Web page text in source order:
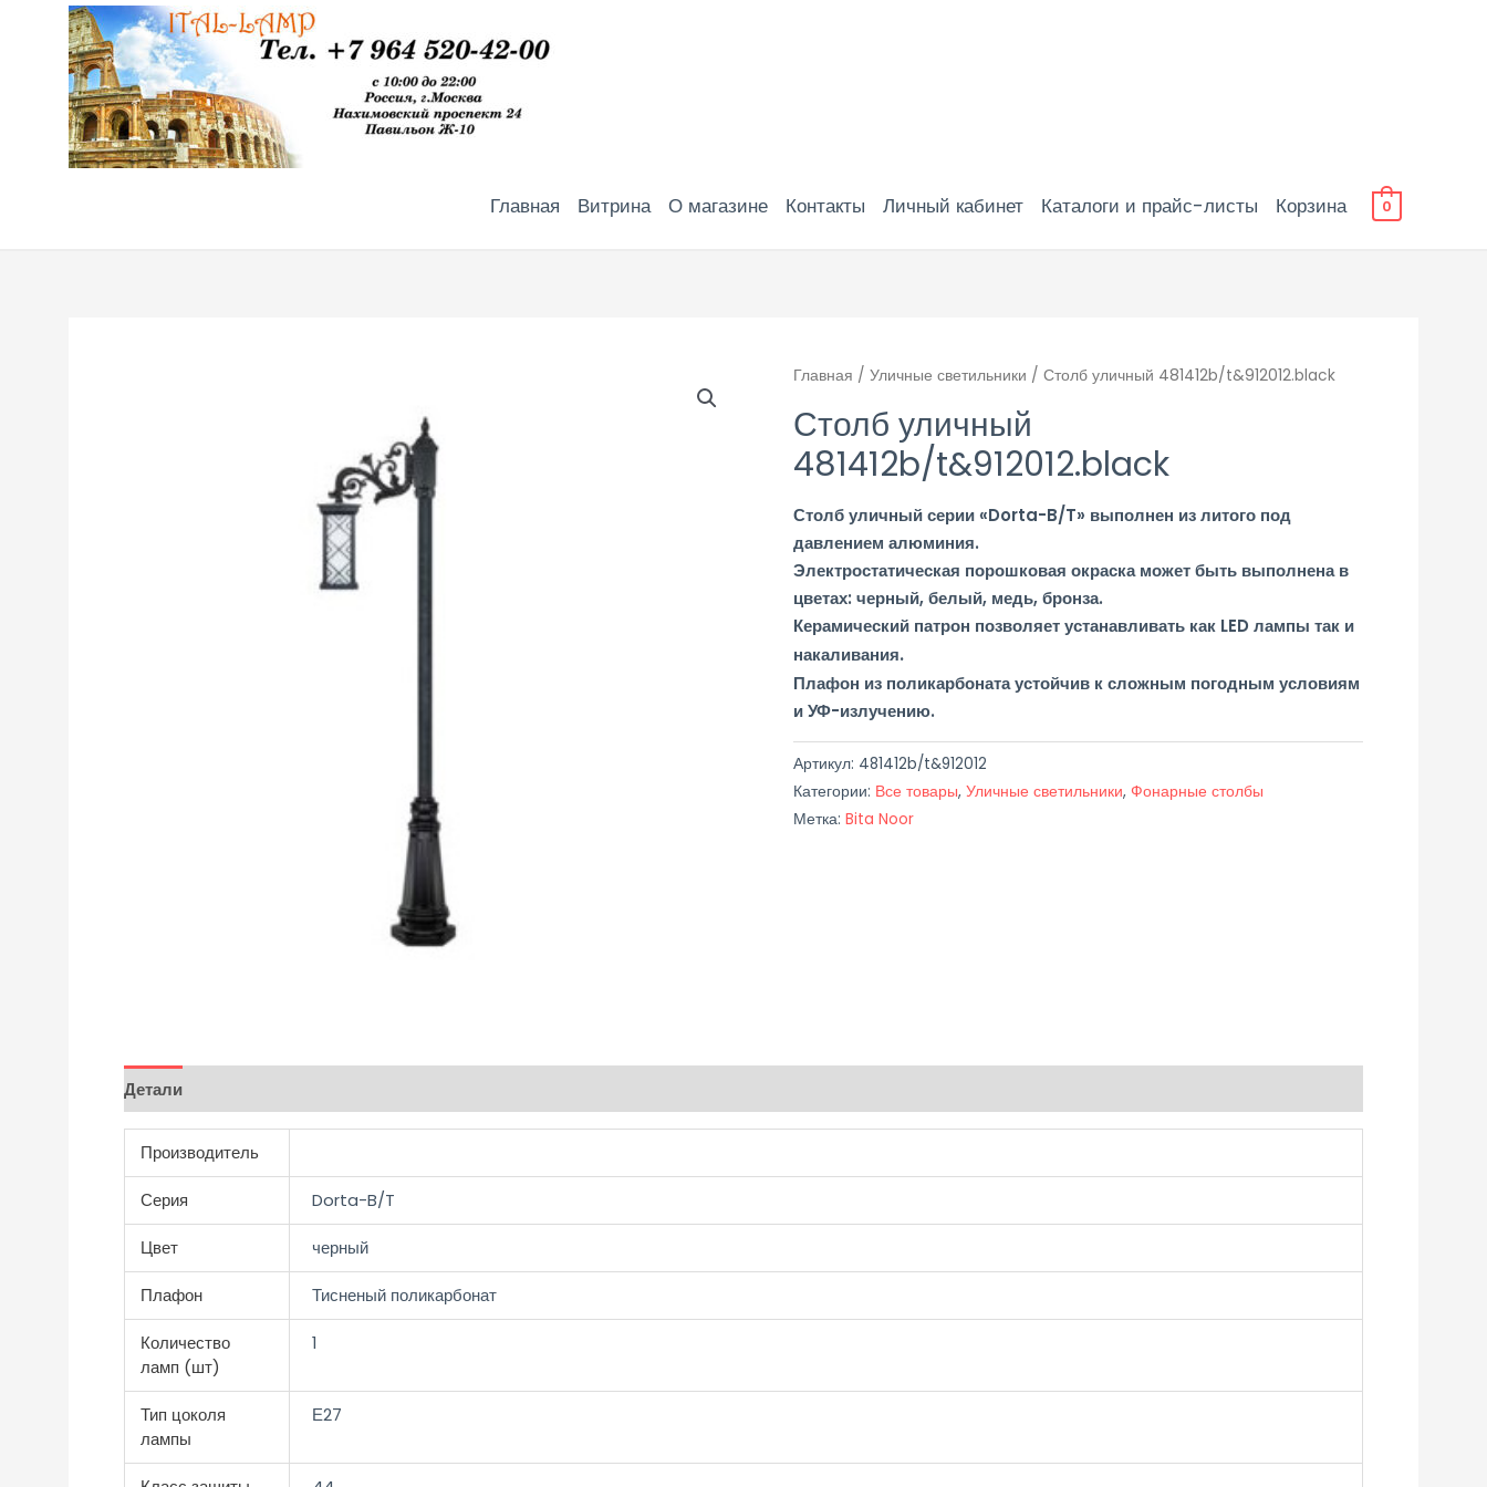
Главная Витрина О магазине Контакты Личный кабинет Каталоги и прайс-листы Корзина 0
Главная / Уличные светильники / Столб уличный 481412b/t&912012.black
Столб уличный
481412b/t&912012.black
Столб уличный серии «Dorta-B/T» выполнен из литого под
давлением алюминия.
Электростатическая порошковая окраска может быть выполнена в
цветах: черный, белый, медь, бронза.
Керамический патрон позволяет устанавливать как LED лампы так и
накаливания.
Плафон из поликарбоната устойчив к сложным погодным условиям
и УФ-излучению.
Артикул: 481412b/t&912012
Категории: Все товары, Уличные светильники, Фонарные столбы
Метка: Bita Noor
Детали
Производитель
Серия Dorta-B/T
Цвет черный
Плафон Тисненый поликарбонат
Количество
ламп (шт)
1
Тип цоколя
лампы
Е27